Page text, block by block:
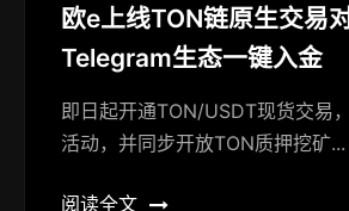
欧e上线TON链原生交易
Telegram生态一键入金
即日起开通TON/USDT现货交易
活动，并同步开放TON质押挖矿...
阅读全文